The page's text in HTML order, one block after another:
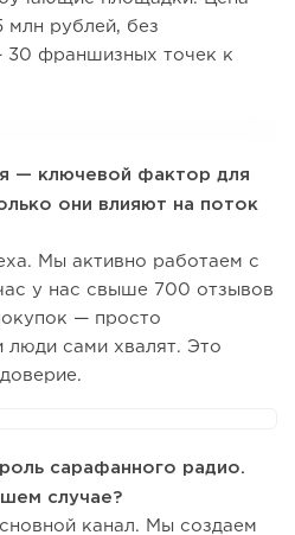
млн рублей, без
30 франшизных точек к
— ключевой фактор для
они влияют на поток
Мы активно работаем с
у нас свыше 700 отзывов
— просто
люди сами хвалят. Это
сарафанного радио.
случае?
канал. Мы создаем